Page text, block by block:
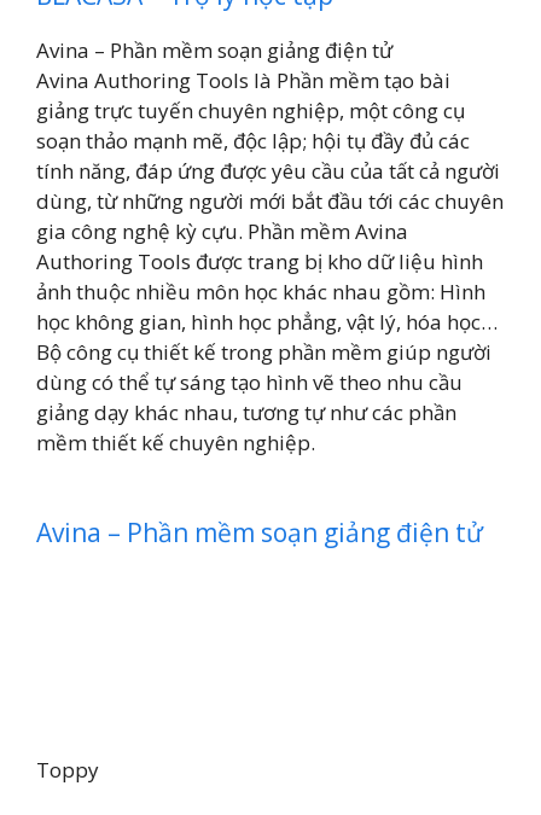
Avina – Phần mềm soạn giảng điện tử
Avina Authoring Tools là Phần mềm tạo bài
giảng trực tuyến chuyên nghiệp, một công cụ
soạn thảo mạnh mẽ, độc lập; hội tụ đầy đủ các
tính năng, đáp ứng được yêu cầu của tất cả người
dùng, từ những người mới bắt đầu tới các chuyên
gia công nghệ kỳ cựu. Phần mềm Avina
Authoring Tools được trang bị kho dữ liệu hình
ảnh thuộc nhiều môn học khác nhau gồm: Hình
học không gian, hình học phẳng, vật lý, hóa học…
Bộ công cụ thiết kế trong phần mềm giúp người
dùng có thể tự sáng tạo hình vẽ theo nhu cầu
giảng dạy khác nhau, tương tự như các phần
mềm thiết kế chuyên nghiệp.
Avina – Phần mềm soạn giảng điện tử
Toppy